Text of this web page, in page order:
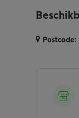
Postcode: